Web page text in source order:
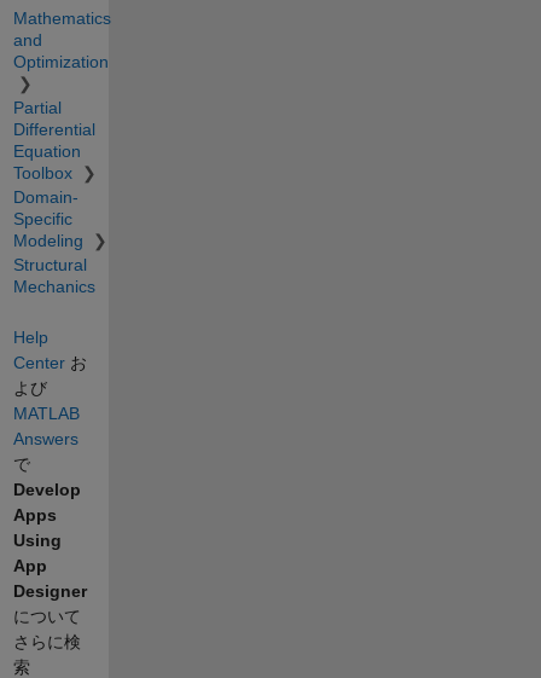
Mathematics
and
Optimization
Partial
Differential
Equation
Toolbox
Domain-
Specific
Modeling
Structural
Mechanics
Help
Centerお
よび
MATLAB
Answers
で
Develop
Apps
Using
App
Designer
について
さらに検
索